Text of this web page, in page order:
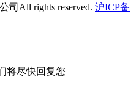
司All rights reserved. 沪ICP备
将尽快回复您